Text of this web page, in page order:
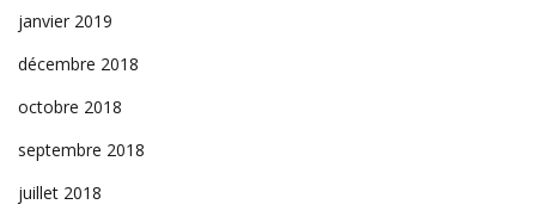
janvier 2019
décembre 2018
octobre 2018
septembre 2018
juillet 2018